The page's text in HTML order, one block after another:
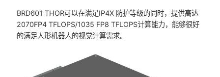
BRD601 THOR可以在满足IP4X 防护等级的同时，提供高达
2070FP4 TFLOPS/1035 FP8 TFLOPS计算能力，能够很好
的满足人形机器人的视觉计算需求。